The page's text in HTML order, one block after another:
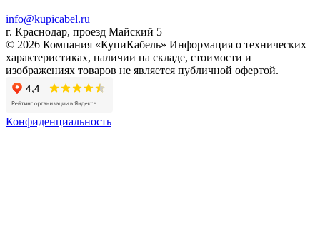
info@kupicabel.ru
г. Краснодар, проезд Майский 5
© 2026 Компания «КупиКабель» Информация о технических
характеристиках, наличии на складе, стоимости и
изображениях товаров не является публичной офертой.
Конфиденциальность